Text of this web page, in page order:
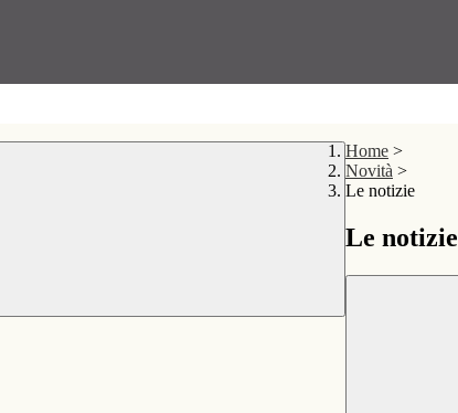
Home >
Novità >
Le notizie
Le notizie